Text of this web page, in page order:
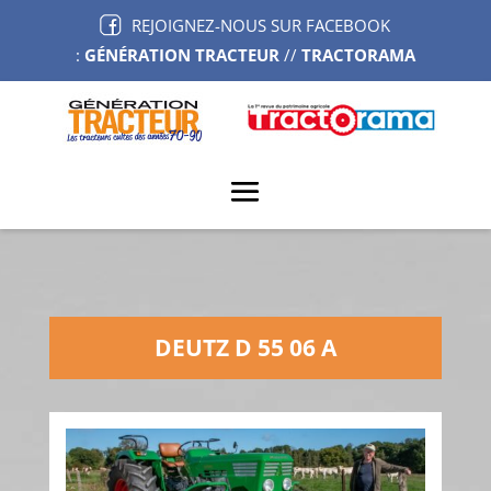
REJOIGNEZ-NOUS SUR FACEBOOK
: GÉNÉRATION TRACTEUR// TRACTORAMA
DEUTZ D 55 06 A